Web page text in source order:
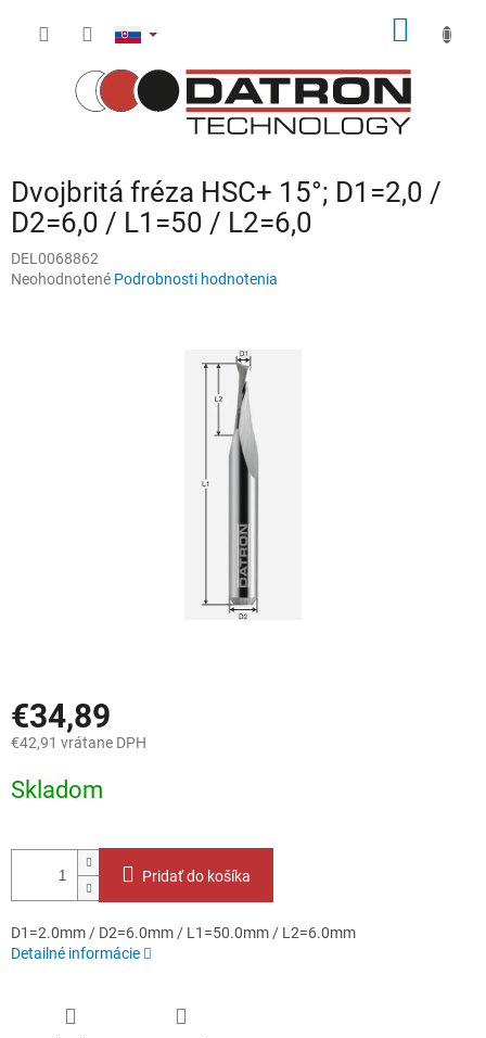
Dvojbritá fréza HSC+ 15°; D1=2,0 /
D2=6,0 / L1=50 / L2=6,0
DEL0068862
Priemerné
Neohodnotené Podrobnosti hodnotenia
€34,89
€42,91 vrátane DPH
cena:
Skladom
Pridať do košíka
D1=2.0mm / D2=6.0mm / L1=50.0mm / L2=6.0mm
Detailné informácie